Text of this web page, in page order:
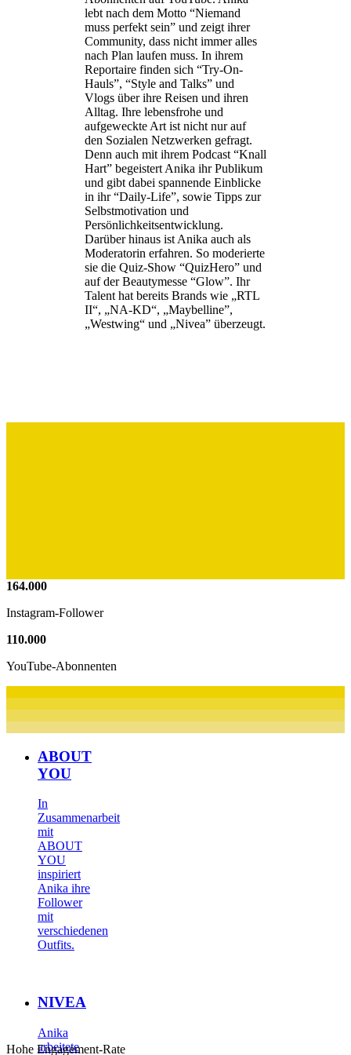
lebt nach dem Motto “Niemand
muss perfekt sein” und zeigt ihrer
Community, dass nicht immer alles
nach Plan laufen muss. In ihrem
Reportaire finden sich “Try-On-
Hauls”, “Style and Talks” und
Vlogs über ihre Reisen und ihren
Alltag. Ihre lebensfrohe und
aufgeweckte Art ist nicht nur auf
den Sozialen Netzwerken gefragt.
Denn auch mit ihrem Podcast “Knall
Hart” begeistert Anika ihr Publikum
und gibt dabei spannende Einblicke
in ihr “Daily-Life”, sowie Tipps zur
Selbstmotivation und
Persönlichkeitsentwicklung.
Darüber hinaus ist Anika auch als
Moderatorin erfahren. So moderierte
sie die Quiz-Show “QuizHero” und
auf der Beautymesse “Glow”. Ihr
Talent hat bereits Brands wie „RTL
II“, „NA-KD“, „Maybelline”,
„Westwing“ und „Nivea” überzeugt.
164.000
Instagram-Follower
110.000
YouTube-Abonnenten
ABOUT
YOU
In
Zusammenarbeit
mit
ABOUT
YOU
inspiriert
Anika ihre
Follower
mit
verschiedenen
Outfits.
NIVEA
Anika
arbeitete
Hohe Engagement-Rate